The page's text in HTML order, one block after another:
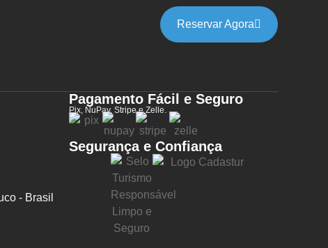
Reservar Agora
- Brasil
Pagamento Fácil e Seguro
Pix, NuPay, Stripe e Zelle.
Segurança e Confiança